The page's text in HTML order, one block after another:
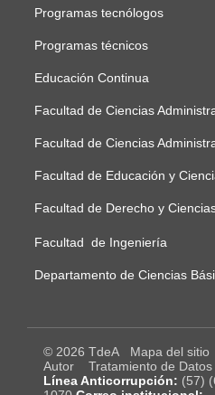
Programas tecnólogos
Programas técnicos
Educación Continua
Facultad de Ciencias
Facultad de Ciencias
Facultad de Educación y
Facultad de Derecho y
Facultad de Ingeniería
Departamento de Ciencias
© 2026 TdeA Mapa del sitio
Autor
Tratamiento de
Línea Anticorrupción: (57)